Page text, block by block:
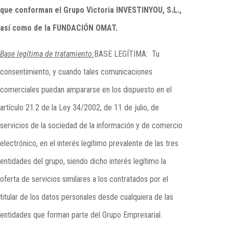
que conforman el Grupo Victoria INVESTINYOU, S.L.,
así como de la FUNDACIÓN OMAT.
Base legítima de tratamiento:BASE LEGÍTIMA: Tu
consentimiento, y cuando tales comunicaciones
comerciales puedan ampararse en los dispuesto en el
artículo 21.2 de la Ley 34/2002, de 11 de julio, de
servicios de la sociedad de la información y de comercio
electrónico, en el interés legítimo prevalente de las tres
entidades del grupo, siendo dicho interés legítimo la
oferta de servicios similares a los contratados por el
titular de los datos personales desde cualquiera de las
entidades que forman parte del Grupo Empresarial.